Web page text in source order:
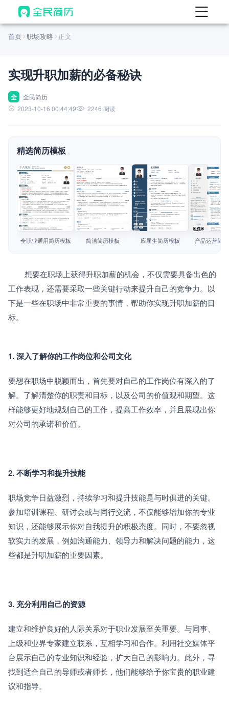
首页
AI 生成简历
AI 优化简历
AI 翻译简历
AI 模拟面试
面试自我介绍
AI 职场工具 New
简历模板
简历教程
首页 职场攻略 正文
实现升职加薪的必备秘诀
全
全民简历
2023-10-16 00:44:49
2246 阅读
精选简历模板
查看模板
全职业通用简历模板
查看模板
简洁简历模板
查看模板
应届生简历模板
查看模板
产品运营简
工作表现，还需要采取一些关键行动来提升自己的竞争力。以
下是一些在职场中非常重要的事情，帮助你实现升职加薪的目
标。
1. 深入了解你的工作岗位和公司文化
要想在职场中脱颖而出，首先要对自己的工作岗位有深入的了
解。了解清楚你的职责和目标，以及公司的价值观和期望。这
样能够更好地规划自己的工作，提高工作效率，并且展现出你
对公司的承诺和价值。
2. 不断学习和提升技能
职场竞争日益激烈，持续学习和提升技能是与时俱进的关键。
参加培训课程、研讨会或与同行交流，不仅能够增加你的专业
知识，还能够展示你对自我提升的积极态度。同时，不要忽视
软实力的发展，例如沟通能力、领导力和解决问题的能力，这
些都是升职加薪的重要因素。
3. 充分利用自己的资源
建立和维护良好的人际关系对于职业发展至关重要。与同事、
上级和业界专家建立联系，互相学习和合作。利用社交媒体平
台展示自己的专业知识和经验，扩大自己的影响力。此外，寻
找到适合自己的导师或者师长，他们能够给予你宝贵的职业建
议和指导。